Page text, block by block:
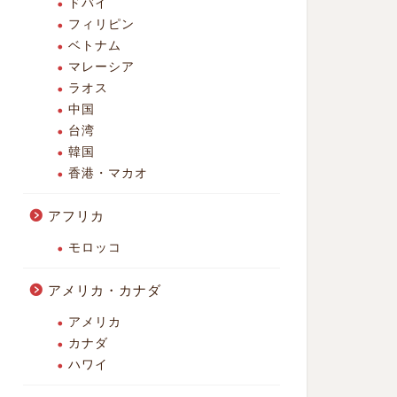
ドバイ
フィリピン
ベトナム
マレーシア
ラオス
中国
台湾
韓国
香港・マカオ
アフリカ
モロッコ
アメリカ・カナダ
アメリカ
カナダ
ハワイ